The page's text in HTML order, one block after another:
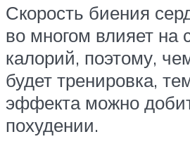
Скорость биения
во многом влияет на
калорий, поэтому,
будет тренировка,
эффекта можно
похудении.